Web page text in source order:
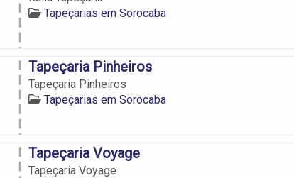
Tapeçarias em Sorocaba
Tapeçaria Pinheiros
Tapeçaria Pinheiros
Tapeçarias em Sorocaba
Tapeçaria Voyage
Tapeçaria Voyage